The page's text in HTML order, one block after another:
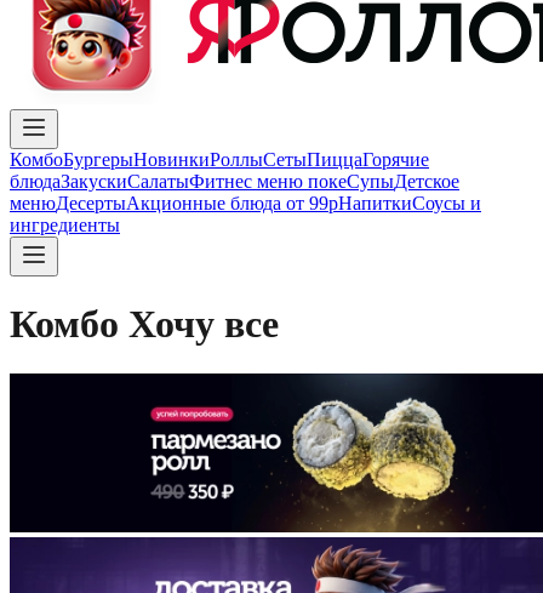
КомбоБургерыНовинкиРоллыСетыПиццаГорячие
блюдаЗакускиСалатыФитнес меню покеСупыДетское
менюДесертыАкционные блюда от 99рНапиткиСоусы и
ингредиенты
Комбо Хочу все